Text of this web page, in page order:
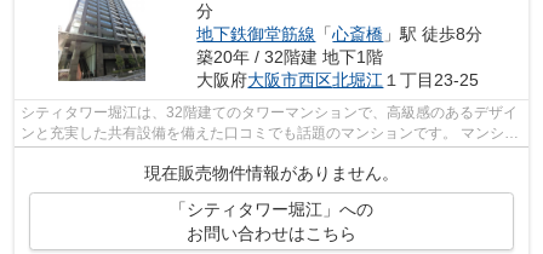
分
地下鉄御堂筋線 「心斎橋 」駅 徒歩8分
築20年 / 32階建 地下1階
大阪府大阪市西区北堀江 １丁目23-25
シティタワー堀江は、32階建てのタワーマンションで、高級感のあるデザイ
ンと充実した共有設備を備えた口コミでも話題のマンションです。 マンショ
現在販売物件情報がありません。
「シティタワー堀江」への
お問い合わせはこちら